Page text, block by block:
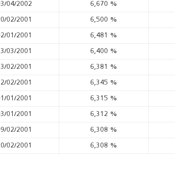
04/2002 6,670 %
02/2001 6,500 %
01/2001 6,481 %
03/2001 6,400 %
02/2001 6,381 %
02/2001 6,345 %
01/2001 6,315 %
01/2001 6,312 %
02/2001 6,308 %
02/2001 6,308 %